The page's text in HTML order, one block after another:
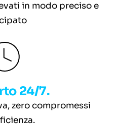
in modo preciso e
24/7.
zero compromessi